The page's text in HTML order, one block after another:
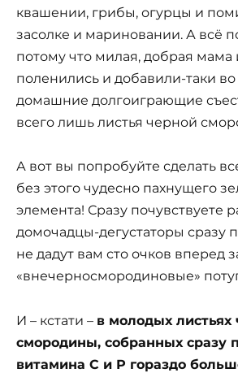
квашении, грибы, огурцы и
засолке и мариновании. А всё
потому что милая, добрая мама
поленились и добавили-таки во
домашние долгоиграющие
всего лишь листья черной
А вот вы попробуйте сделать
без этого чудесно пахнущего
элемента! Сразу почувствуете
домочадцы-дегустаторы сразу
не дадут вам сто очков вперед
«внечерносмородиновые»
И – кстати – в молодых листьях
смородины, собранных сразу
витамина С и Р гораздо